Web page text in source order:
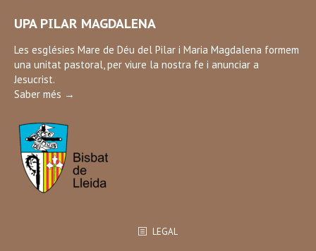
opens
in
new
window
UPA PILAR MAGDALENA
Les esglésies Mare de Déu del Pilar i Maria Magdalena formem
una unitat pastoral, per viure la nostra fe i anunciar a
Jesucrist.
Saber més →
LEGAL